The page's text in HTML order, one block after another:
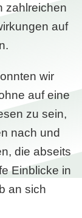
zahlreichen
auf
wir
auf eine
zu sein,
nach und
die abseits
Einblicke in
an sich